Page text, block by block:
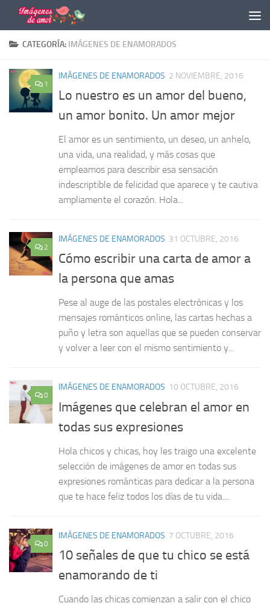
Saltar al contenido
CATEGORÍA: IMÁGENES DE ENAMORADOS
1
IMÁGENES DE ENAMORADOS 2 NOVIEMBRE, 2016
Lo nuestro es un amor del bueno,
un amor bonito. Un amor mejor
El amor es un sentimiento, un deseo, un anhelo,
una vida, una realidad, y más cosas que
empleamos para describir esa sensación
indescriptible de felicidad que aparece y te cautiva
ampliamente el corazón. Hola...
2
IMÁGENES DE ENAMORADOS 31 OCTUBRE, 2016
Cómo escribir una carta de amor a
la persona que amas
Pese al auge de las postales electrónicas y los
mensajes románticos online, las cartas hechas a
puño y letra son aquellas que se pueden conservar
y volver a leer con el mismo sentimiento y...
0
IMÁGENES DE ENAMORADOS 10 OCTUBRE, 2016
Imágenes que celebran el amor en
todas sus expresiones
Hola chicos y chicas, hoy les traigo una excelente
selección de imágenes de amor en todas sus
expresiones románticas para dedicar a la persona
que te hace feliz todos los días de tu vida....
0
IMÁGENES DE ENAMORADOS 7 OCTUBRE, 2016
10 señales de que tu chico se está
enamorando de ti
Cuando las chicas comienzan a salir con el chico